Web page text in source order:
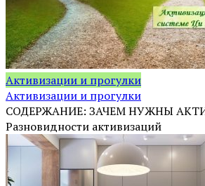
Активизации и прогулки
Активизации и прогулки
СОДЕРЖАНИЕ: ЗАЧЕМ НУЖНЫ
Разновидности активизаций